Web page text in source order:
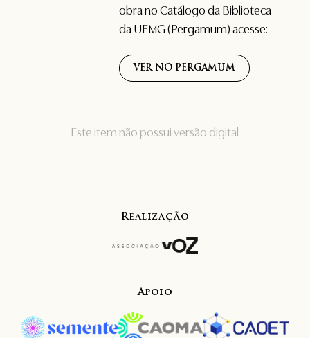
Este item não possui versão digital
obra no Catálogo da Biblioteca
da UFMG (Pergamum) acesse:
VER NO PERGAMUM
Realização
Apoio